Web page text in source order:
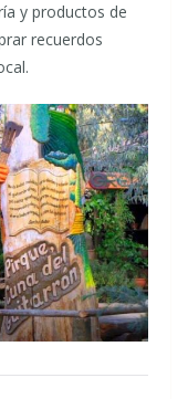
y productos de
recuerdos